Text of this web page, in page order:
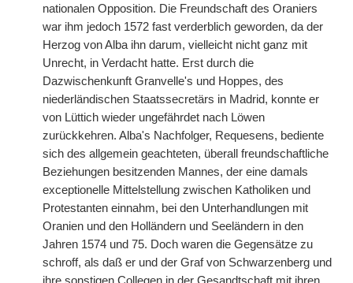
nationalen Opposition. Die Freundschaft des Oraniers
war ihm jedoch 1572 fast verderblich geworden, da der
Herzog von Alba ihn darum, vielleicht nicht ganz mit
Unrecht, in Verdacht hatte. Erst durch die
Dazwischenkunft Granvelle's und Hoppes, des
niederländischen Staatssecretärs in Madrid, konnte er
von Lüttich wieder ungefährdet nach Löwen
zurückkehren. Alba's Nachfolger, Requesens, bediente
sich des allgemein geachteten, überall freundschaftliche
Beziehungen besitzenden Mannes, der eine damals
exceptionelle Mittelstellung zwischen Katholiken und
Protestanten einnahm, bei den Unterhandlungen mit
Oranien und den Holländern und Seeländern in den
Jahren 1574 und 75. Doch waren die Gegensätze zu
schroff, als daß er und der Graf von Schwarzenberg und